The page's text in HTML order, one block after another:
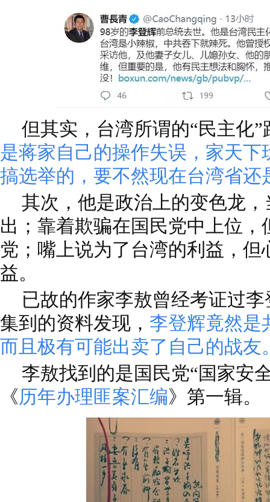
但其实，台湾所谓的“民主化
是蒋家自己的操作失误，家天
搞选举的，要不然现在台湾省还
其次，他是政治上的变色龙
出；靠着欺骗在国民党中上位，
党；嘴上说为了台湾的利益，
益。
已故的作家李敖曾经考证过
集到的资料发现， 李登辉竟然是
而且极有可能出卖了自己的战友
李敖找到的是国民党“国家
《历年办理匪案汇编》第一辑。